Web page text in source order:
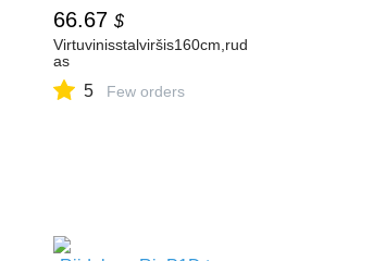
66.67 $
Virtuvinisstalviršis160cm,rud
as
5 Few orders